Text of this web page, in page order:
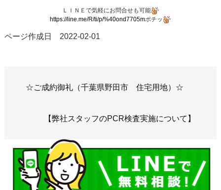
ＬＩＮＥで気軽にお問合せも可能
https://line.me/R/ti/p/%40ond7705mポチッ
ページ作成日 2022-02-01
☆ご成約御礼（千葉県野田市 住宅用地）☆
【弊社スタッフのPCR検査実施について】